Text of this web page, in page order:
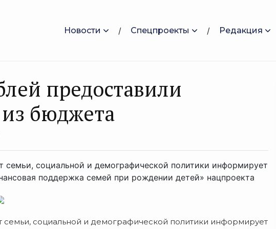
Новости Спецпроекты Редакция
предоставили
бюджета
семьи, социальной и демографической политики информирует
поддержка семей при рождении детей» нацпроекта
семьи, социальной и демографической политики информирует